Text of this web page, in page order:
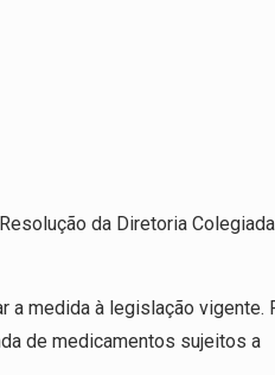
da Diretoria
a medida à legislação vigente.
de medicamentos sujeitos a